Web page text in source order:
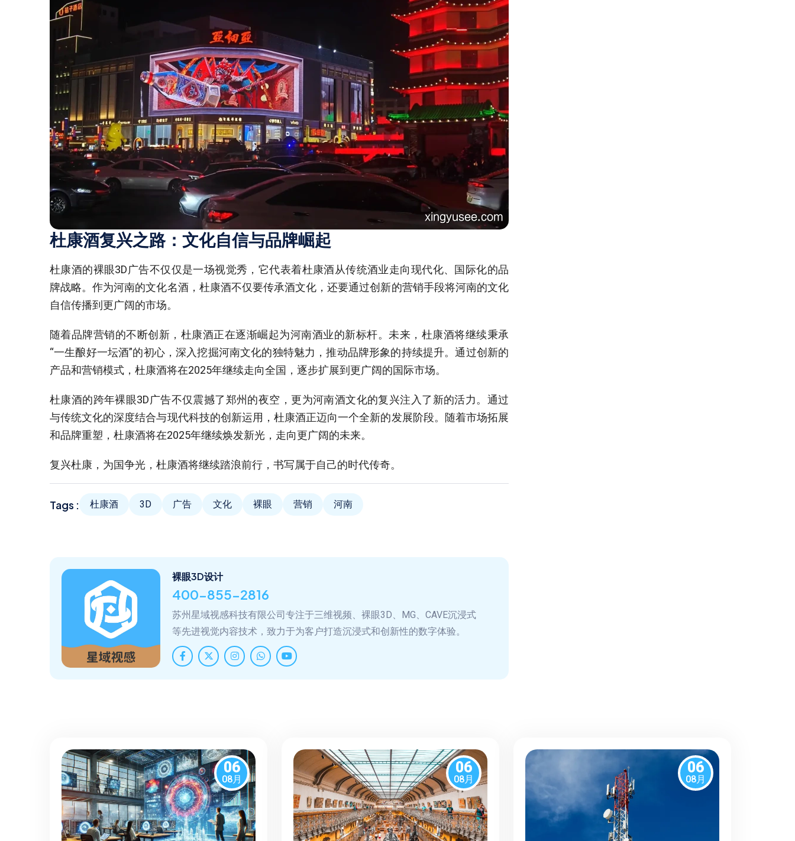
杜康酒复兴之路：文化自信与品牌崛起
杜康酒的裸眼3D广告不仅仅是一场视觉秀，它代表着杜康酒从传统酒业走向现代化、国际化的品
牌战略。作为河南的文化名酒，杜康酒不仅要传承酒文化，还要通过创新的营销手段将河南的文化
自信传播到更广阔的市场。
随着品牌营销的不断创新，杜康酒正在逐渐崛起为河南酒业的新标杆。未来，杜康酒将继续秉承
“一生酿好一坛酒”的初心，深入挖掘河南文化的独特魅力，推动品牌形象的持续提升。通过创新的
产品和营销模式，杜康酒将在2025年继续走向全国，逐步扩展到更广阔的国际市场。
杜康酒的跨年裸眼3D广告不仅震撼了郑州的夜空，更为河南酒文化的复兴注入了新的活力。通过
与传统文化的深度结合与现代科技的创新运用，杜康酒正迈向一个全新的发展阶段。随着市场拓展
和品牌重塑，杜康酒将在2025年继续焕发新光，走向更广阔的未来。
复兴杜康，为国争光，杜康酒将继续踏浪前行，书写属于自己的时代传奇。
Tags : 杜康酒 3D 广告 文化 裸眼 营销 河南
裸眼3D设计
400-855-2816
苏州星域视感科技有限公司专注于三维视频、裸眼3D、MG、CAVE沉浸式
等先进视觉内容技术，致力于为客户打造沉浸式和创新性的数字体验。
06
08月
06
08月
06
08月